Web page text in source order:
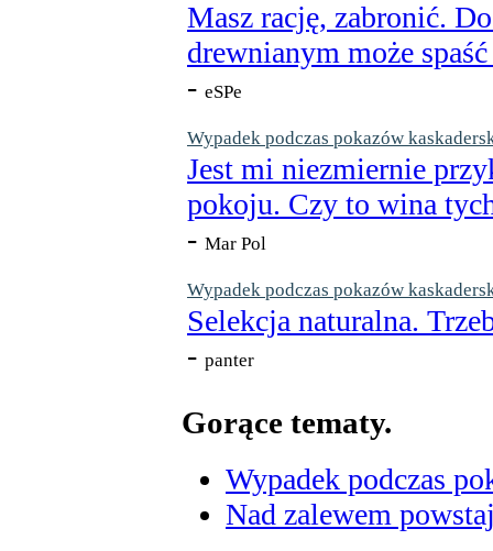
Masz rację, zabronić.
drewnianym może
- eSPe
Wypadek podczas pokazów
Jest mi niezmiernie
pokoju. Czy to wina
- Mar Pol
Wypadek podczas pokazów
Selekcja naturalna.
- panter
Gorące tematy.
Wypadek podczas
Nad zalewem